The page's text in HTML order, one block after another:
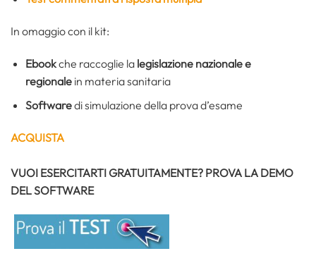
In omaggio con il kit:
Ebookche raccoglie la legislazione nazionale e
regionale in materia sanitaria
Softwaredi simulazione della prova d’esame
ACQUISTA
VUOI ESERCITARTI GRATUITAMENTE? PROVA LA DEMO
DEL SOFTWARE